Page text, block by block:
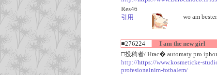
Res46
引用
wo am
■276224
I am the new girl
□投稿者/ Hrac� automaty pro
http://https://www.kosmeticke-
profesionalnim-fotbalem/